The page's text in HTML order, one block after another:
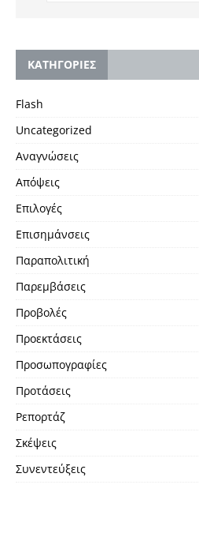
KΑΤΗΓΟΡΙΕΣ
Flash
Uncategorized
Αναγνώσεις
Απόψεις
Επιλογές
Επισημάνσεις
Παραπολιτική
Παρεμβάσεις
Προβολές
Προεκτάσεις
Προσωπογραφίες
Προτάσεις
Ρεπορτάζ
Σκέψεις
Συνεντεύξεις